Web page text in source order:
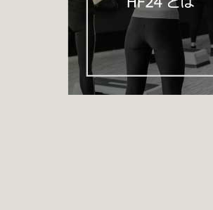
Ｑ：市販の野菜ジュースは体に良いの？
＊調理法について①
http://home-fitness24.jp/3533
Ｑ：ダイエットレシピ